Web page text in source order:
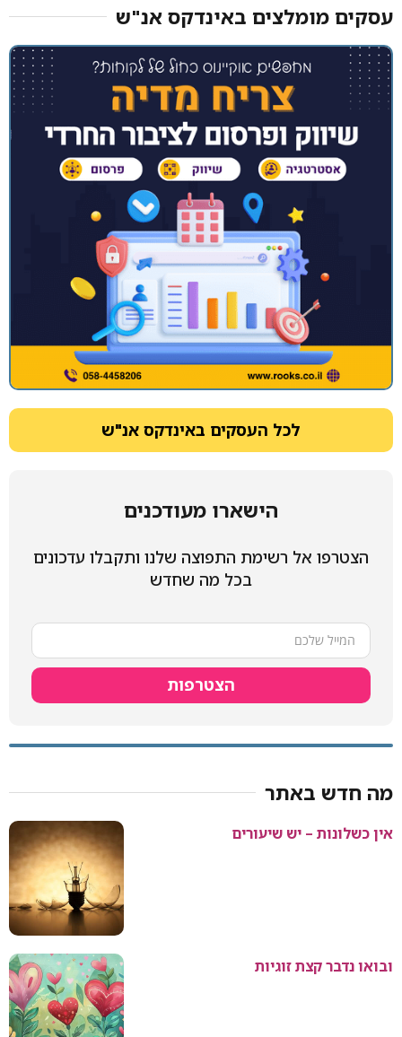
עסקים מומלצים באינדקס אנ"ש​
לכל העסקים באינדקס אנ"ש
הישארו מעודכנים
הצטרפו אל רשימת התפוצה שלנו ותקבלו עדכונים
בכל מה שחדש
הצטרפות
מה חדש באתר
אין כשלונות – יש שיעורים
ובואו נדבר קצת זוגיות